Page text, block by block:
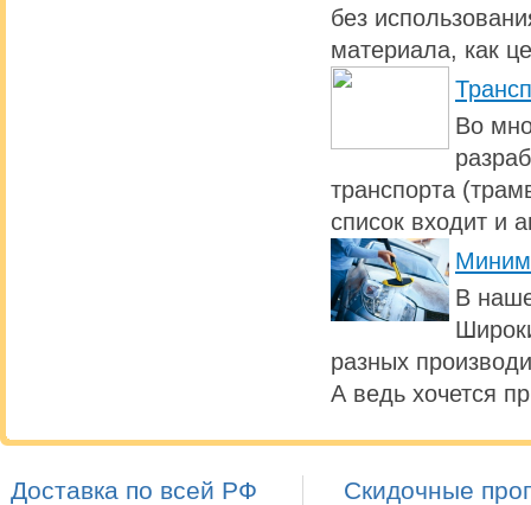
без
материала, как
Во
транспорта
список входит и
В
разных
А ведь хочется
Доставка по всей РФ Скидочные